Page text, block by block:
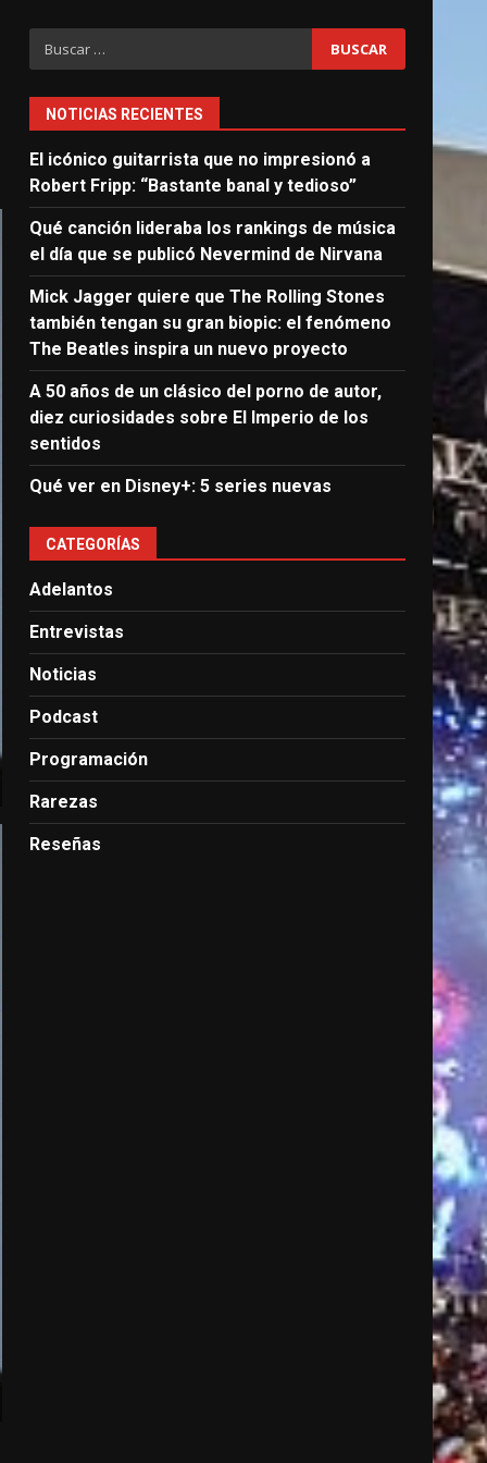
Buscar:
NOTICIAS RECIENTES
El icónico guitarrista que no impresionó a
Robert Fripp: “Bastante banal y tedioso”
Qué canción lideraba los rankings de música
el día que se publicó Nevermind de Nirvana
Mick Jagger quiere que The Rolling Stones
también tengan su gran biopic: el fenómeno
The Beatles inspira un nuevo proyecto
A 50 años de un clásico del porno de autor,
diez curiosidades sobre El Imperio de los
sentidos
Qué ver en Disney+: 5 series nuevas
CATEGORÍAS
Adelantos
Entrevistas
Noticias
Podcast
Programación
Rarezas
Reseñas